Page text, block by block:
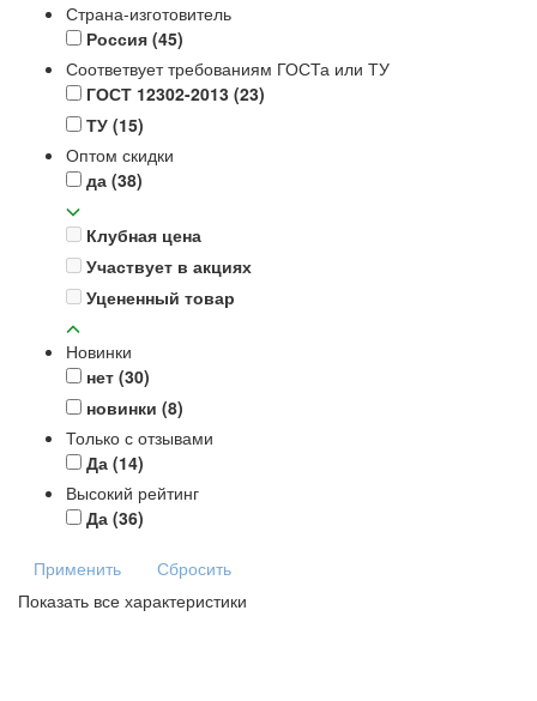
Страна-изготовитель
Россия (45)
Соответвует требованиям ГОСТа или ТУ
ГОСТ 12302-2013 (23)
ТУ (15)
Оптом скидки
да (38)
Клубная цена
Участвует в акциях
Уцененный товар
Новинки
нет (30)
новинки (8)
Только с отзывами
Да (14)
Высокий рейтинг
Да (36)
Применить
Сбросить
Показать все характеристики